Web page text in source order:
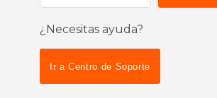
¿Necesitas ayuda?
Ir a Centro de Soporte